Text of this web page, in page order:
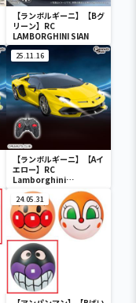
【ランボルギーニ】【Bグ
リーン】RC
LAMBORGHINI SIAN
25.11.16
【ランボルギーニ】【Aイ
エロー】RC
Lamborghini
Aventador SVJ
Roadster(1992)
24.05.31